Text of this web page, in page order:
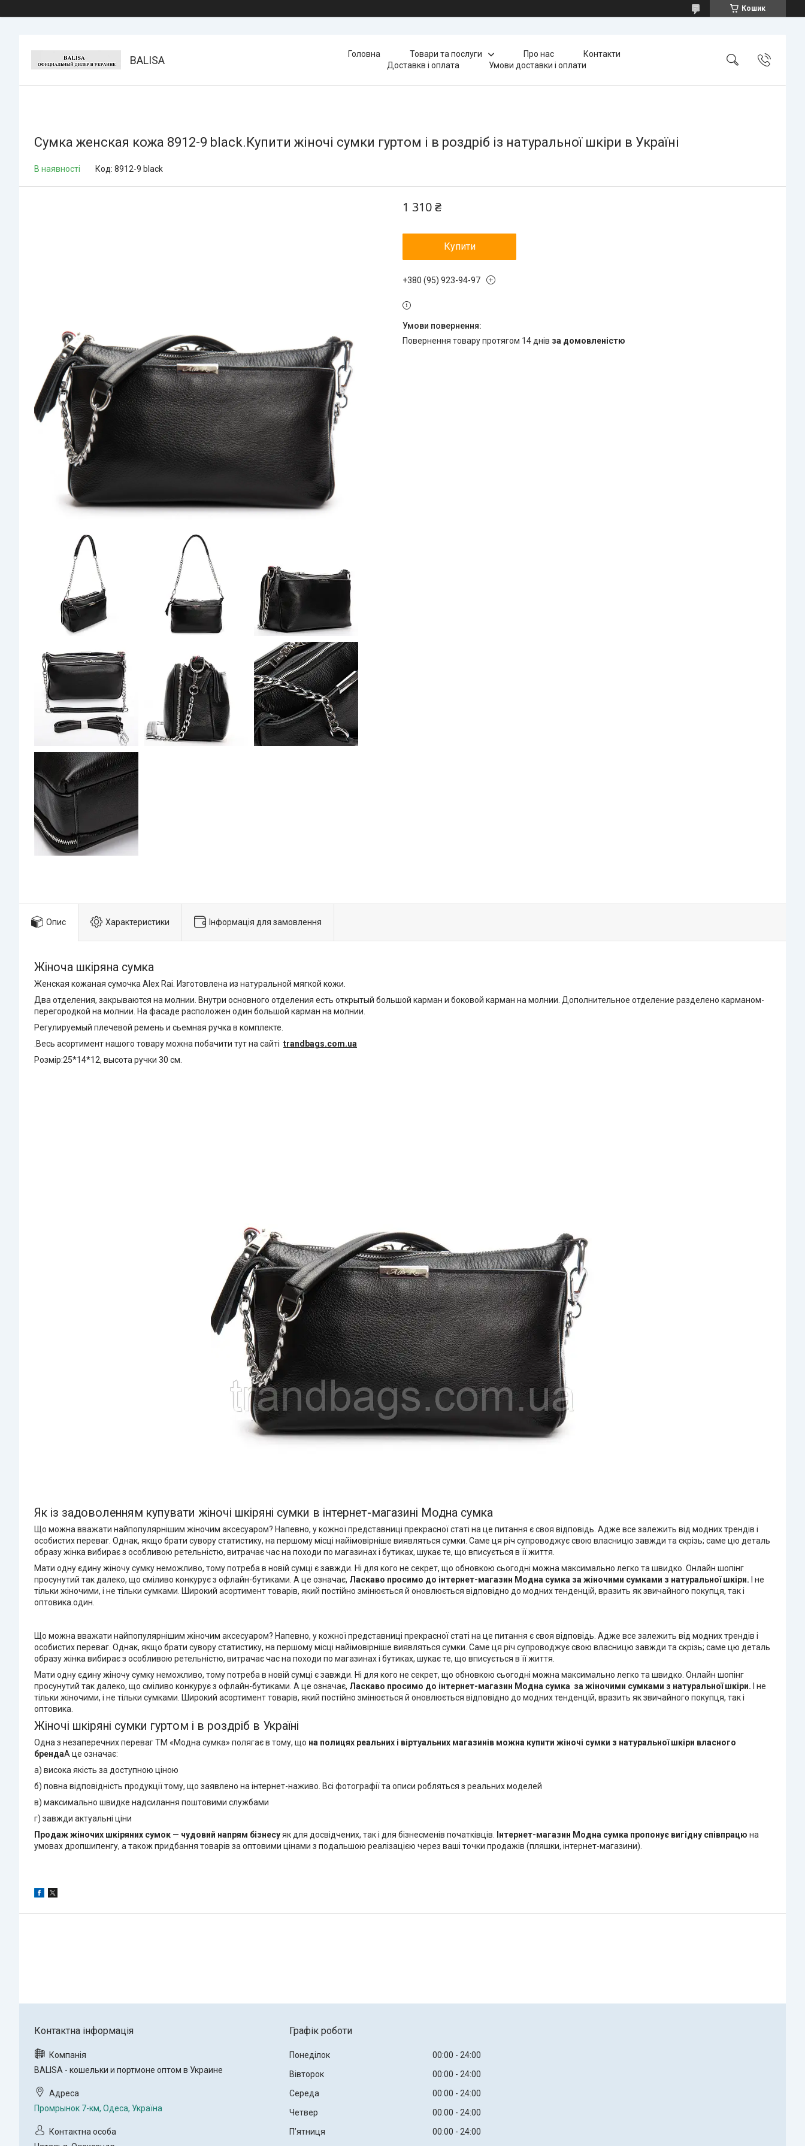
Кошик
BALISA Головна Товари та послуги Про нас
Контакти
Доставкв і оплата
Умови доставки і оплати
Сумка женская кожа 8912-9 black.Купити жіночі сумки гуртом і в роздріб із натуральної шкіри в Україні
В наявності Код: 8912-9 black
1 310 ₴
Купити
+380 (95) 923-94-97
повернення товару протягом 14 днів за домовленістю
Опис Характеристики Інформація для замовлення
Жіноча шкіряна сумка
Женская кожаная сумочка Alex Rai. Изготовлена из натуральной мягкой кожи.
Два отделения, закрываются на молнии. Внутри основного отделения есть открытый большой карман и боковой карман на молнии. Дополнительное отделение разделено карманом-
перегородкой на молнии. На фасаде расположен один большой карман на молнии.
Регулируемый плечевой ремень и сьемная ручка в комплекте.
.Весь асортимент нашого товару можна побачити тут на сайті trandbags.com.ua
Розмір:25*14*12, высота ручки 30 см.
Як із задоволенням купувати жіночі шкіряні сумки в інтернет-магазині Модна сумка
Що можна вважати найпопулярнішим жіночим аксесуаром? Напевно, у кожної представниці прекрасної статі на це питання є своя відповідь. Адже все залежить від модних трендів і
особистих переваг. Однак, якщо брати сувору статистику, на першому місці найімовірніше виявляться сумки. Саме ця річ супроводжує свою власницю завжди та скрізь; саме цю деталь
образу жінка вибирає з особливою ретельністю, витрачає час на походи по магазинах і бутиках, шукає те, що вписується в її життя.
Мати одну єдину жіночу сумку неможливо, тому потреба в новій сумці є завжди. Ні для кого не секрет, що обновкою сьогодні можна максимально легко та швидко. Онлайн шопінг
просунутий так далеко, що сміливо конкурує з офлайн-бутиками. А це означає, Ласкаво просимо до інтернет-магазин Модна сумка за жіночими сумками з натуральної шкіри. І не
тільки жіночими, і не тільки сумками. Широкий асортимент товарів, який постійно змінюється й оновлюється відповідно до модних тенденцій, вразить як звичайного покупця, так і
оптовика.один.
Що можна вважати найпопулярнішим жіночим аксесуаром? Напевно, у кожної представниці прекрасної статі на це питання є своя відповідь. Адже все залежить від модних трендів і
особистих переваг. Однак, якщо брати сувору статистику, на першому місці найімовірніше виявляться сумки. Саме ця річ супроводжує свою власницю завжди та скрізь; саме цю деталь
образу жінка вибирає з особливою ретельністю, витрачає час на походи по магазинах і бутиках, шукає те, що вписується в її життя.
Мати одну єдину жіночу сумку неможливо, тому потреба в новій сумці є завжди. Ні для кого не секрет, що обновкою сьогодні можна максимально легко та швидко. Онлайн шопінг
просунутий так далеко, що сміливо конкурує з офлайн-бутиками. А це означає, Ласкаво просимо до інтернет-магазин Модна сумка за жіночими сумками з натуральної шкіри. І не
тільки жіночими, і не тільки сумками. Широкий асортимент товарів, який постійно змінюється й оновлюється відповідно до модних тенденцій, вразить як звичайного покупця, так і
оптовика.
Жіночі шкіряні сумки гуртом і в роздріб в Україні
Одна з незаперечних переваг TM «Модна сумка» полягає в тому, що на полицях реальних і віртуальних магазинів можна купити жіночі сумки з натуральної шкіри власного
брендаА це означає:
а) висока якість за доступною ціною
б) повна відповідність продукції тому, що заявлено на інтернет-наживо. Всі фотографії та описи робляться з реальних моделей
в) максимально швидке надсилання поштовими службами
г) завжди актуальні ціни
Продаж жіночих шкіряних сумок — чудовий напрям бізнесуяк для досвідчених, так і для бізнесменів початківців. Інтернет-магазин Модна сумка пропонує вигідну співпрацю на
умовах дропшипенгу, а також придбання товарів за оптовими цінами з подальшою реалізацією через ваші точки продажів (пляшки, інтернет-магазини).
BALISA - кошельки и портмоне оптом в Украине
Промрынок 7-км, Одеса, Україна
Графік роботи
Понеділок 00:00
24:00
Вівторок
00:00
24:00
Середа
00:00
24:00
Четвер
00:00
24:00
Пʼятниця
00:00 24:00